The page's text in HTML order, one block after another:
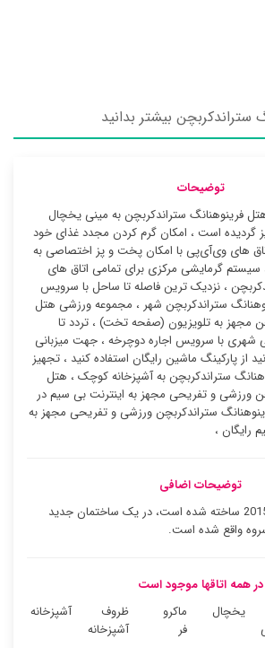
ستراندکربچن بیشتر بدانید
توضیحات
فرینوهنانگ ستراندکربچن به مینی یخچال
گردیده است ، امکان گرم کردن مجدد غذای خود
اتاق های وی‌آی‌پی با امکان پخت و پز اختصاصی به
سیستم گرمایشی مرکزی برای تمامی اتاق های
، نزدیک ترین فاصله تا ساحل با سرویس
ستراندکربچن شهر ، مجموعه ورزشی هتل
مجهز به تلویزیون (صفحه تخت) ، تردد تا
شهری با سرویس اجاره دوچرخه ، جهت میزبانی
از پارکینگ ماشین رایگان استفاده کنید ، تجهیز
ستراندکربچن به آشپزخانه کوچک ، هتل
ورزشی و تفریحی مجهز به اینترنت بی سیم در
ستراندکربچن ورزشی و تفریحی مجهز به
رایگان ،
توضیحات اضافی
این اقامتگاه که در بهار 2015 ساخته شده است، در یک ساختمان جدید
واقع شده است.
در همه اتاقها موجود است
یخچال
ماکرو
فر
ظروف
آشپزخانه
آشپزخانه